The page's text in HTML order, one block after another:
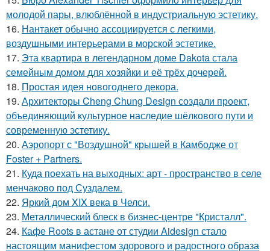
молодой пары, влюблённой в индустриальную эстетику.
16. Нантакет обычно ассоциируется с легкими,
воздушными интерьерами в морской эстетике.
17. Эта квартира в легендарном доме Dakota стала
семейным домом для хозяйки и её трёх дочерей.
18. Простая идея новогоднего декора.
19. Архитекторы Cheng Chung Design создали проект,
объединяющий культурное наследие шёлкового пути и
современную эстетику.
20. Аэропорт с "Воздушной" крышей в Камбодже от
Foster + Partners.
21. Куда поехать на выходных: арт - пространство в селе
менчаково под Суздалем.
22. Яркий дом XIX века в Челси.
23. Металлический блеск в бизнес-центре "Кристалл".
24. Кафе Roots в астане от студии Aidesign стало
настоящим манифестом здорового и радостного образа